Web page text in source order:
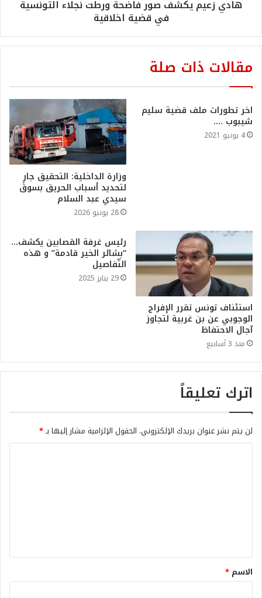
هادي زعيم يكشف صور فاضحة ورطت نجلاء التونسية
في قضية اخلاقية
مقالات ذات صلة
اخر تطورات ملف قضية سليم
شيبوب ….
4 يونيو 2021
وزارة الداخلية: التحقيق جارٍ
لتحديد أسباب الحريق بسوق
سيدي عبد السلام
28 يونيو 2026
استئناف تونس تقرر الإفراج
الوجوبي عن بن غربية لتجاوز
آجال الاحتفاظ
منذ 3 أسابيع
رئيس غرفة القصابين يكشف…
“بشائر الخير قادمة” و هذه
التّفاصيل
29 يناير 2025
اترك تعليقاً
لن يتم نشر عنوان بريدك الإلكتروني. الحقول الإلزامية مشار إليها بـ*
الاسم *